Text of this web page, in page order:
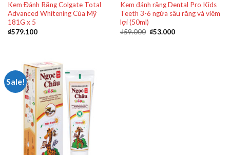
Kem Đánh Răng Colgate Total
Advanced Whitening Của Mỹ
181G x 5
₫579.100
Kem đánh răng Dental Pro Kids
Teeth 3-6 ngừa sâu răng và viêm
lợi (50ml)
₫59.000 ₫53.000
Sale!